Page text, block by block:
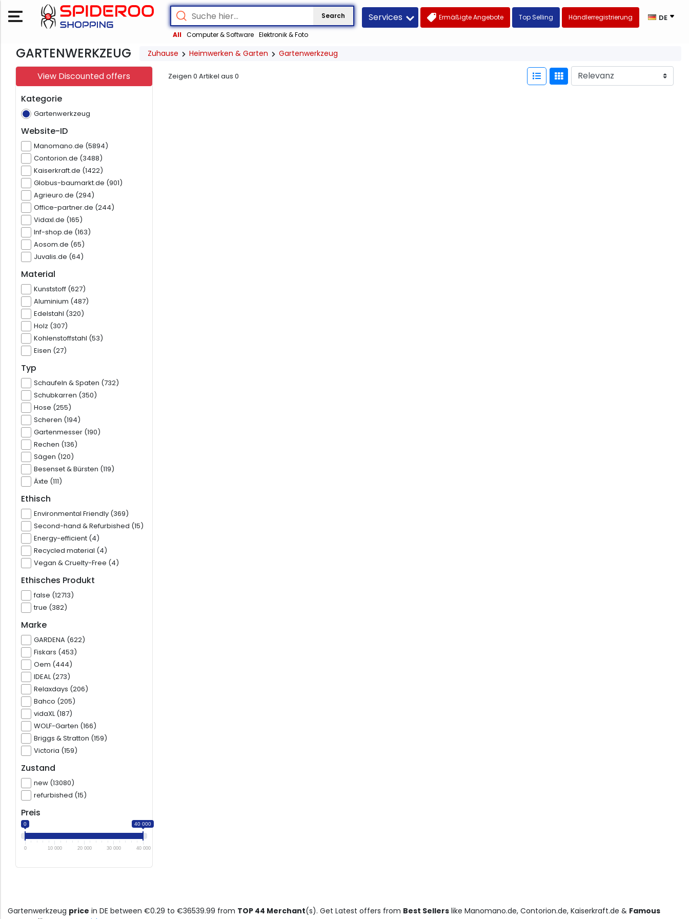
Search
All Computer & Software Elektronik & Foto
Services Ermäßigte Angebote Top Selling Händlerregistrierung DE
GARTENWERKZEUG Zuhause Heimwerken & Garten Gartenwerkzeug
View Discounted offers
Kategorie
Gartenwerkzeug
Website-ID
Manomano.de (5894)
Contorion.de (3488)
Kaiserkraft.de (1422)
Globus-baumarkt.de (901)
Agrieuro.de (294)
Office-partner.de (244)
Vidaxl.de (165)
Inf-shop.de (163)
Aosom.de (65)
Juvalis.de (64)
Material
Kunststoff (627)
Aluminium (487)
Edelstahl (320)
Holz (307)
Kohlenstoffstahl (53)
Eisen (27)
Typ
Schaufeln & Spaten (732)
Schubkarren (350)
Hose (255)
Scheren (194)
Gartenmesser (190)
Rechen (136)
Sägen (120)
Besenset & Bürsten (119)
Äxte (111)
Ethisch
Environmental Friendly (369)
Second-hand & Refurbished (15)
Energy-efficient (4)
Recycled material (4)
Vegan & Cruelty-Free (4)
Ethisches Produkt
false (12713)
true (382)
Marke
GARDENA (622)
Fiskars (453)
Oem (444)
IDEAL (273)
Relaxdays (206)
Bahco (205)
vidaXL (187)
WOLF-Garten (166)
Briggs & Stratton (159)
Victoria (159)
Zustand
new (13080)
refurbished (15)
Preis
0 40 000
0 10 000 20 000 30 000 40 000
Zeigen 0 Artikel aus 0
Gartenwerkzeug price in DE between €0.29 to €36539.99 from TOP 44 Merchant(s). Get Latest offers from Best Sellers like Manomano.de, Contorion.de, Kaiserkraft.de & Famous